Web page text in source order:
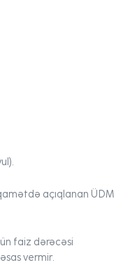
açıqlanan ÜDM
faiz dərəcəsi
vermir.